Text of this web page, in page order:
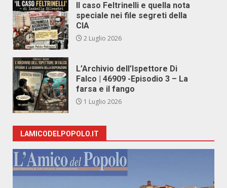
Il caso Feltrinelli e quella nota
speciale nei file segreti della
CIA
2 Luglio 2026
L’Archivio dell’Ispettore Di
Falco | 46909 -Episodio 3 – La
farsa e il fango
1 Luglio 2026
LAMICODELPOPOLO.IT